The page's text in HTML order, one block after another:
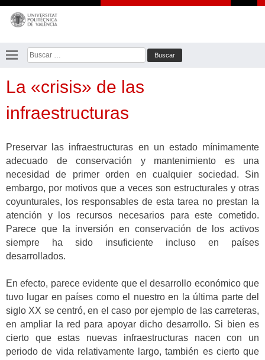
Saltar
contenido
Buscar:
La «crisis» de las
infraestructuras
Preservar las infraestructuras en un estado mínimamente
adecuado de conservación y mantenimiento es una
necesidad de primer orden en cualquier sociedad. Sin
embargo, por motivos que a veces son estructurales y otras
coyunturales, los responsables de esta tarea no prestan la
atención y los recursos necesarios para este cometido.
Parece que la inversión en conservación de los activos
siempre ha sido insuficiente incluso en países
desarrollados.
En efecto, parece evidente que el desarrollo económico que
tuvo lugar en países como el nuestro en la última parte del
siglo XX se centró, en el caso por ejemplo de las carreteras,
en ampliar la red para apoyar dicho desarrollo. Si bien es
cierto que estas nuevas infraestructuras nacen con un
periodo de vida relativamente largo, también es cierto que